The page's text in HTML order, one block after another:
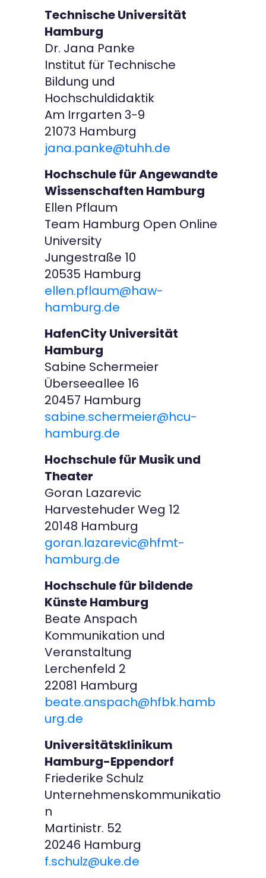
Technische Universität
Hamburg
Dr. Jana Panke
Institut für Technische
Bildung und
Hochschuldidaktik
Am Irrgarten 3-9
21073 Hamburg
jana.panke@tuhh.de
Hochschule für Angewandte
Wissenschaften Hamburg
Ellen Pflaum
Team Hamburg Open Online
University
Jungestraße 10
20535 Hamburg
ellen.pflaum@haw-
hamburg.de
HafenCity Universität
Hamburg
Sabine Schermeier
Überseeallee 16
20457 Hamburg
sabine.schermeier@hcu-
hamburg.de
Hochschule für Musik und
Theater
Goran Lazarevic
Harvestehuder Weg 12
20148 Hamburg
goran.lazarevic@hfmt-
hamburg.de
Hochschule für bildende
Künste Hamburg
Beate Anspach
Kommunikation und
Veranstaltung
Lerchenfeld 2
22081 Hamburg
beate.anspach@hfbk.hamb
urg.de
Universitätsklinikum
Hamburg-Eppendorf
Friederike Schulz
Unternehmenskommunikatio
n
Martinistr. 52
20246 Hamburg
f.schulz@uke.de